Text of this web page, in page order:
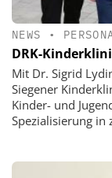
NEWS •
DRK-
Mit Dr. Sigrid
Siegener
Kinder- und
Spezialisierung in